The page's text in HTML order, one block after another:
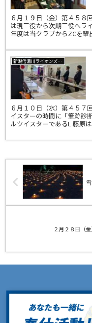
６月１９日（金）第４５８
は現三役から次期三役へラ
年度は当クラブからZCを
新潟信濃川ライオンズクラブ
６月１０日（水）第４５７
イスターの時間に「筆跡診
ルツイスターであるL.藤原
２月２８日（